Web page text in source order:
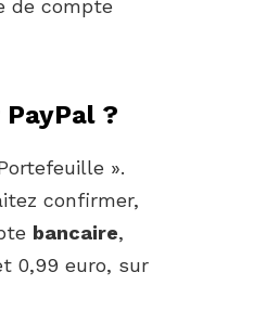
de compte
?
».
confirmer,
bancaire,
0,99 euro, sur